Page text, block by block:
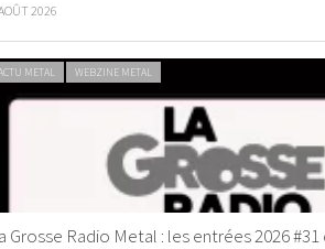
2026
METAL WEBZINE METAL
Grosse Radio Metal : les entrées 2026 #31